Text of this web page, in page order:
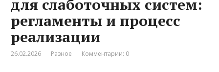
для слаботочных систем:
регламенты и процесс
реализации
26.02.2026 Разное Комментарии: 0